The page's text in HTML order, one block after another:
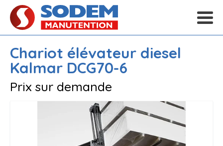
Chariot élévateur diesel
Kalmar DCG70-6
Prix sur demande